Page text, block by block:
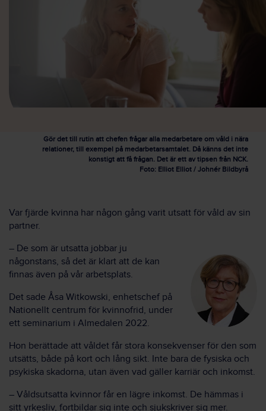
Gör det till rutin att chefen frågar alla medarbetare om våld i nära
relationer, till exempel på medarbetarsamtalet. Då känns det inte
konstigt att få frågan. Det är ett av tipsen från NCK.
Foto: Elliot Elliot / Johnér Bildbyrå
Var fjärde kvinna har någon gång varit utsatt för våld av sin
partner.
– De som är utsatta jobbar ju
någonstans, så det är klart att de kan
finnas även på vår arbetsplats.
Det sade Åsa Witkowski, enhetschef på
Nationellt centrum för kvinnofrid, under
ett seminarium i Almedalen 2022.
Hon berättade att våldet får stora konsekvenser för den som
utsätts, både på kort och lång sikt. Inte bara de fysiska och
psykiska skadorna, utan även vad gäller karriär och inkomst.
– Våldsutsatta kvinnor får en lägre inkomst. De hämmas i
sitt yrkesliv, fortbildar sig inte och sjukskriver sig mer.